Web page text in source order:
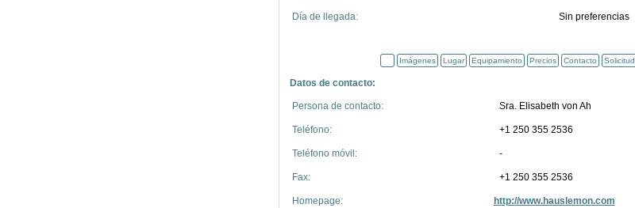
Día de llegada: Sin preferencias
Imágenes Lugar Equipamiento Precios Contacto Solicitud
Datos de contacto:
Persona de contacto: Sra. Elisabeth von Ah
Teléfono: +1 250 355 2536
Teléfono móvil: -
Fax: +1 250 355 2536
Homepage:
http://www.hauslemon.com